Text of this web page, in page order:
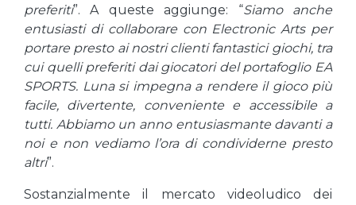
preferiti”. A queste aggiunge: “Siamo anche
entusiasti di collaborare con Electronic Arts per
portare presto ai nostri clienti fantastici giochi, tra
cui quelli preferiti dai giocatori del portafoglio EA
SPORTS. Luna si impegna a rendere il gioco più
facile, divertente, conveniente e accessibile a
tutti. Abbiamo un anno entusiasmante davanti a
noi e non vediamo l’ora di condividerne presto
altri”.
Sostanzialmente il mercato videoludico dei